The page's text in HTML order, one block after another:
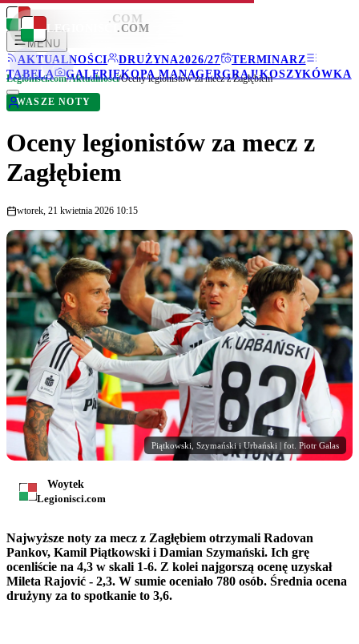
LEGIONISCI .COM
MENU
AKTUALNOŚCI
DRUŻYNA2026/27
TERMINARZ
TABELA
GALERIEKOPA MANAGERGRAJ!KOSZYKÓWKA
LEGIONISCI .COM
Legionisci.com/Aktualności/Oceny legionistów za mecz z Zagłębiem
WASZE NOTY
Oceny legionistów za mecz z
Zagłębiem
wtorek, 21 kwietnia 2026 10:15
Piątkowski, Szymański i Urbański | fot. Piotr Galas
Woytek
Legionisci.com
Najwyższe noty za mecz z Zagłębiem otrzymali Radovan
Pankov, Kamil Piątkowski i Damian Szymański. Ich grę
ocenliście na 4,3 w skali 1-6. Z kolei najgorszą ocenę uzyskał
Mileta Rajović - 2,3. W sumie oceniało 780 osób. Średnia ocena
drużyny za to spotkanie to 3,6.